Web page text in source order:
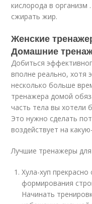
кислорода в
сжирать жир.
Женские
Домашние
Добиться
вполне реально, хотя
несколько больше
тренажера домой
часть тела вы хотели
Это нужно сделать
воздействует на
Лучшие тренажеры
Хула-хуп прекрасно
формирования
Начинать